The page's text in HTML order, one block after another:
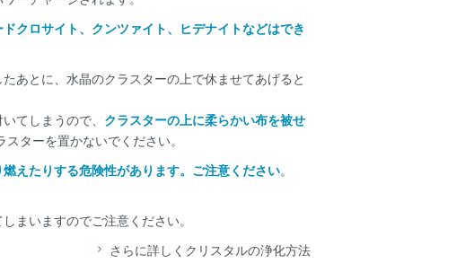
クロサイト、クンツァイト、ヒデナイトなどはでき
あとに、水晶のクラスターの上で休ませてあげると
てしまうので、 クラスターの上に柔らかい布を被せ
ターを置かないでください。
えたりする危険性があります。ご注意ください。
まいますのでご注意ください。
さらに詳しくクリスタルの浄化方法